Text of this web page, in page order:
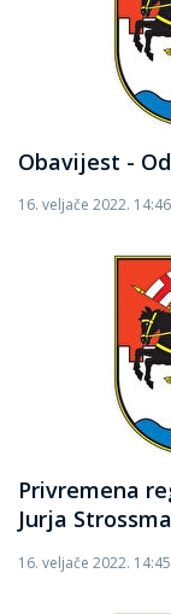
Obavijest -
16. veljače 2022. 14:46
Privremena
Jurja
16. veljače 2022. 14:45